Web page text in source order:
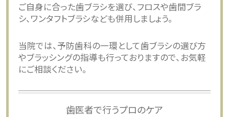
ご自身に合った歯ブラシを選び、フロスや歯間ブラ
シ、ワンタフトブラシなども併用しましょう。
当院では、予防歯科の一環として歯ブラシの選び方
やブラッシングの指導も行っておりますので、お気軽
にご相談ください。
歯医者で行うプロのケア